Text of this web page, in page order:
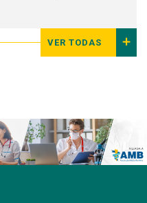
VER TODAS